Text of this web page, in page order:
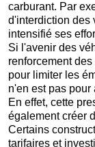
carburant. Par
d'interdiction des
intensifié ses
Si l'avenir des
renforcement
pour limiter les
n'en est pas pour
En effet, cette
également créer
Certains
tarifaires et